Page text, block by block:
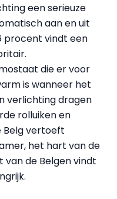
een serieuze
aan en uit
procent vindt een
die er voor
is wanneer het
verlichting dragen
rolluiken en
Belg vertoeft
het hart van de
van de Belgen vindt